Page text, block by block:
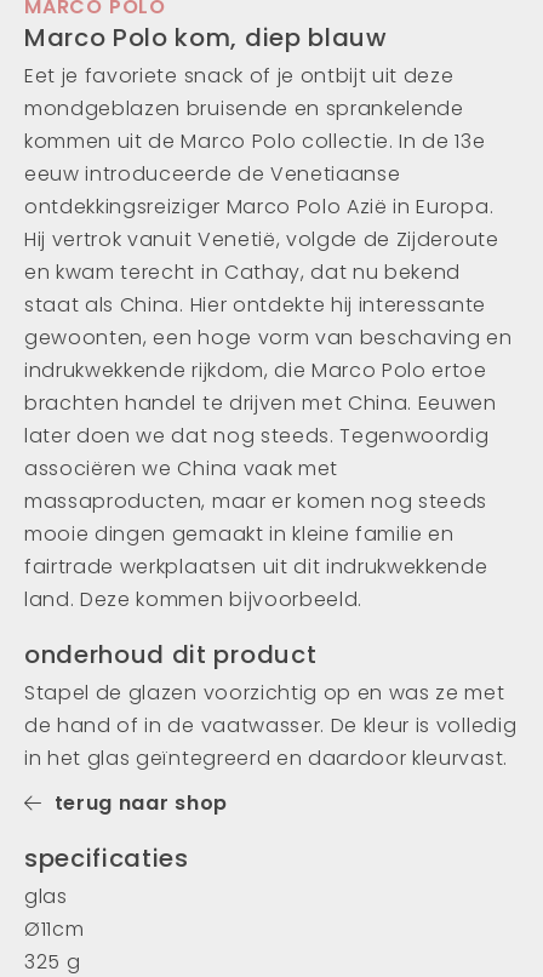
MARCO POLO
Marco Polo kom, diep blauw
Eet je favoriete snack of je ontbijt uit deze
mondgeblazen bruisende en sprankelende
kommen uit de Marco Polo collectie. In de 13e
eeuw introduceerde de Venetiaanse
ontdekkingsreiziger Marco Polo Azië in Europa.
Hij vertrok vanuit Venetië, volgde de Zijderoute
en kwam terecht in Cathay, dat nu bekend
staat als China. Hier ontdekte hij interessante
gewoonten, een hoge vorm van beschaving en
indrukwekkende rijkdom, die Marco Polo ertoe
brachten handel te drijven met China. Eeuwen
later doen we dat nog steeds. Tegenwoordig
associëren we China vaak met
massaproducten, maar er komen nog steeds
mooie dingen gemaakt in kleine familie en
fairtrade werkplaatsen uit dit indrukwekkende
land. Deze kommen bijvoorbeeld.
onderhoud dit product
Stapel de glazen voorzichtig op ​​en was ze met
de hand of in de vaatwasser. De kleur is volledig
in het glas geïntegreerd en daardoor kleurvast.
terug naar shop
specificaties
glas
Ø11cm
325 g